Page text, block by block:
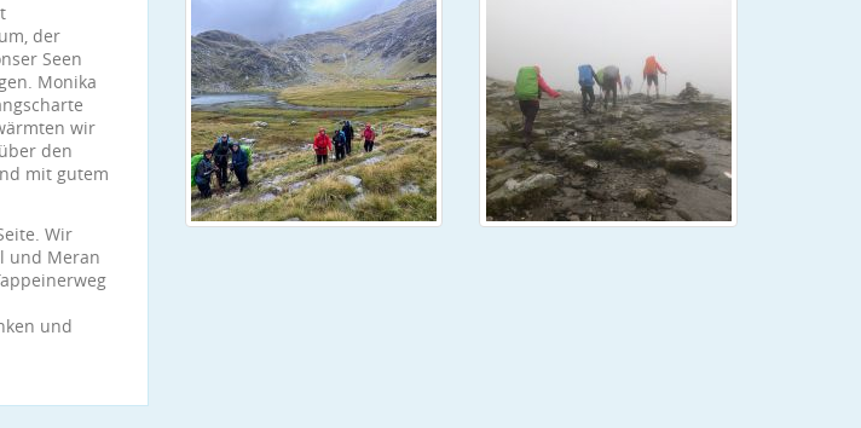
der
Seen
Monika
wir
den
mit gutem
Wir
und Meran
und